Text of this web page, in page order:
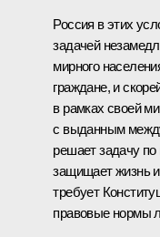
Россия в этих
задачей
мирного
граждане, и
в рамках своей
с выданным
решает задачу по
защищает жизнь и
требует
правовые нормы